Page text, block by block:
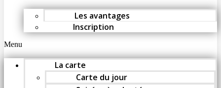
Les avantages
Inscription
Menu
La carte
Carte du jour